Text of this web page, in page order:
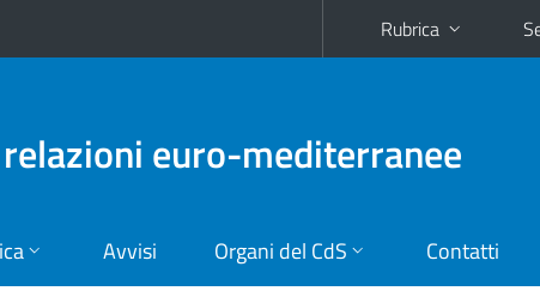
Rubrica
euro-mediterranee
Avvisi Organi del CdS Contatti